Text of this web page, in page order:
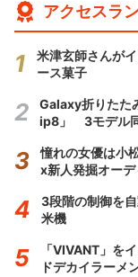
アクセスラ
米津玄師さんが
ース菓子
Galaxy折りたた
ip8」 3モデル
憧れの女優は小
x新人発掘オー
3段階の制御を
米機
「VIVANT」を
ドデカイラーメ